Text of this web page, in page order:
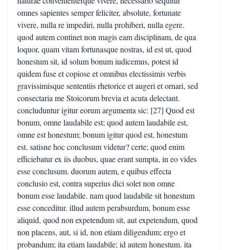
omnes sapientes semper feliciter, absolute, fortunate
vivere, nulla re impediri, nulla prohiberi, nulla egere.
quod autem continet non magis eam disciplinam, de qua
loquor, quam vitam fortunasque nostras, id est ut, quod
honestum sit, id solum bonum iudicemus, potest id
quidem fuse et copiose et omnibus electissimis verbis
gravissimisque sententiis rhetorice et augeri et ornari, sed
consectaria me Stoicorum brevia et acuta delectant.
concluduntur igitur eorum argumenta sic: [27] Quod est
bonum, omne laudabile est; quod autem laudabile est,
omne est honestum; bonum igitur quod est, honestum
est. satisne hoc conclusum videtur? certe; quod enim
efficiebatur ex iis duobus, quae erant sumpta, in eo vides
esse conclusum. duorum autem, e quibus effecta
conclusio est, contra superius dici solet non omne
bonum esse laudabile. nam quod laudabile sit honestum
esse conceditur. illud autem perabsurdum, bonum esse
aliquid, quod non expetendum sit, aut expetendum, quod
non placens, aut, si id, non etiam diligendum; ergo et
probandum; ita etiam laudabile; id autem honestum. ita